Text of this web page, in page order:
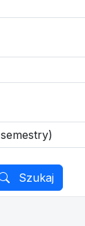
Szukaj